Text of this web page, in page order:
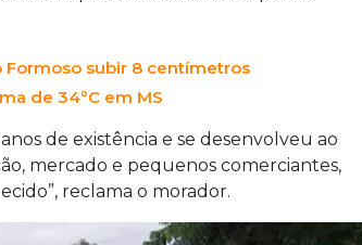
Formoso subir 8 centímetros
de 34ºC em MS
de existência e se desenvolveu ao
mercado e pequenos comerciantes,
reclama o morador.